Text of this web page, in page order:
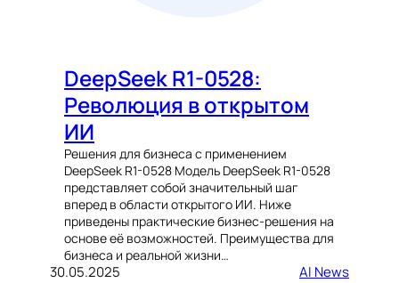
DeepSeek R1-0528:
Революция в открытом
ИИ
Решения для бизнеса с применением
DeepSeek R1-0528 Модель DeepSeek R1-0528
представляет собой значительный шаг
вперед в области открытого ИИ. Ниже
приведены практические бизнес-решения на
основе её возможностей. Преимущества для
бизнеса и реальной жизни…
30.05.2025 AI News